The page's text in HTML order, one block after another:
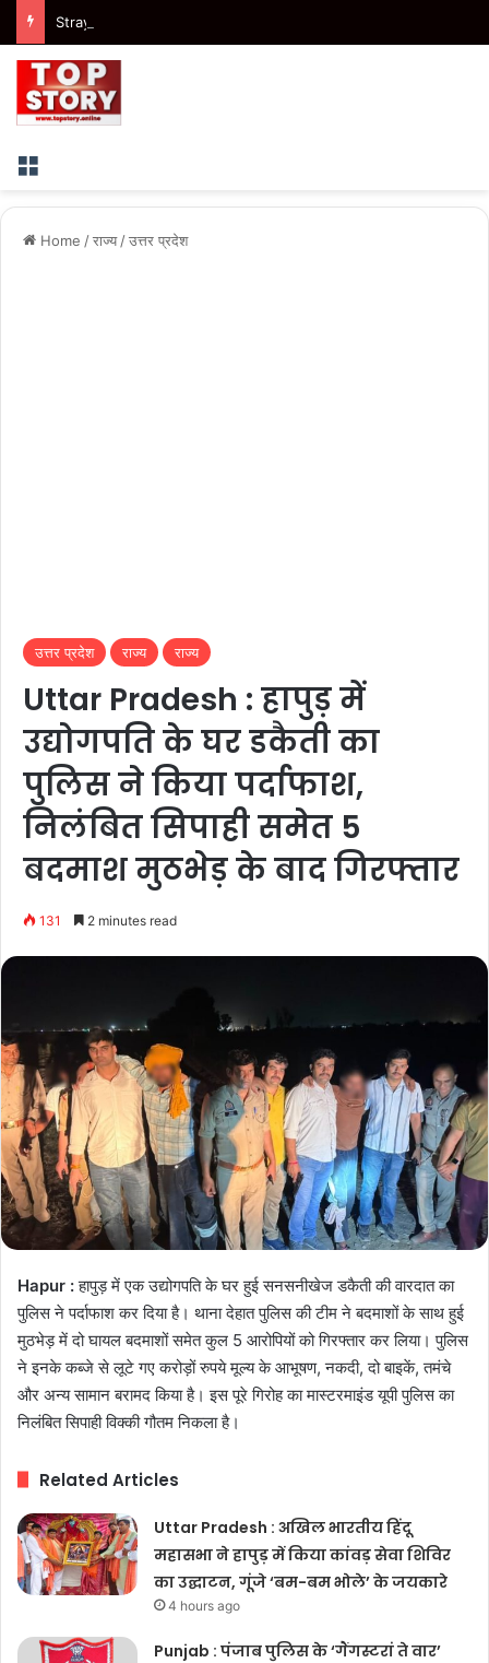
Menu
Home /राज्य /उत्तर प्रदेश
उत्तर प्रदेश राज्य राज्य
Uttar Pradesh : हापुड़ में
उद्योगपति के घर डकैती का
पुलिस ने किया पर्दाफाश,
निलंबित सिपाही समेत 5
बदमाश मुठभेड़ के बाद गिरफ्तार
131 2 minutes read
Hapur :हापुड़ में एक उद्योगपति के घर हुई सनसनीखेज डकैती की वारदात का
पुलिस ने पर्दाफाश कर दिया है। थाना देहात पुलिस की टीम ने बदमाशों के साथ हुई
मुठभेड़ में दो घायल बदमाशों समेत कुल 5 आरोपियों को गिरफ्तार कर लिया। पुलिस
ने इनके कब्जे से लूटे गए करोड़ों रुपये मूल्य के आभूषण, नकदी, दो बाइकें, तमंचे
और अन्य सामान बरामद किया है। इस पूरे गिरोह का मास्टरमाइंड यूपी पुलिस का
निलंबित सिपाही विक्की गौतम निकला है।
Related Articles
Uttar Pradesh : अखिल भारतीय हिंदू
महासभा ने हापुड़ में किया कांवड़ सेवा शिविर
का उद्घाटन, गूंजे ‘बम-बम भोले’ के जयकारे
4 hours ago
Punjab : पंजाब पुलिस के ‘गैंगस्टरां ते वार’